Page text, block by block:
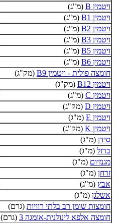
ויטמין B
(מ"ג)
ויטמין B1
(מ"ג)
ויטמין B2
(מ"ג)
ויטמין B3
(מ"ג)
ויטמין B5
(מ"ג)
ויטמין B6
(מ"ג)
חומצה פולית - ויטמין B9
(מק"ג)
ויטמין B12
(מק"ג)
ויטמין C
(מ"ג)
ויטמין D
(מק"ג)
ויטמין E
(מ"ג)
ויטמין K
(מק"ג)
סידן (מ"ג)
ברזל (מ"ג)
מגנזיום (מ"ג)
זרחן (מ"ג)
אבץ (מ"ג)
אשלגן (מ"ג)
חומצות שומן רב בלתי רוויות (גרם)
חומצה אלפא לינולנית-אומגה 3
(גרם)